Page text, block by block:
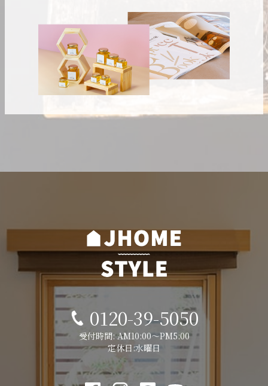
0120-39-5050
受付時間: AM10:00～PM5:00
定休日:水曜日